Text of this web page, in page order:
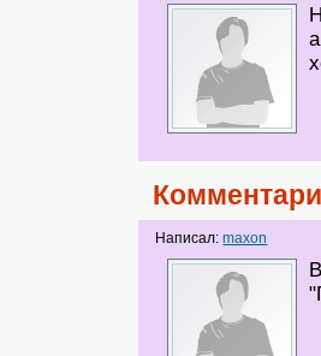
Написал:maxon